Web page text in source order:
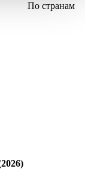
По странам